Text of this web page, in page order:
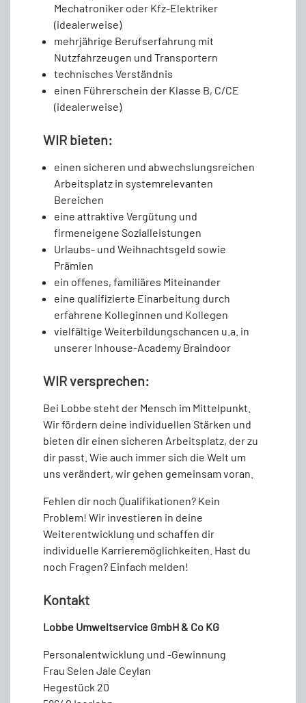
Mechatroniker oder Kfz-Elektriker
(idealerweise)
mehrjährige Berufserfahrung mit
Nutzfahrzeugen und Transportern
technisches Verständnis
einen Führerschein der Klasse B, C/CE
(idealerweise)
WIR bieten:
einen sicheren und abwechslungsreichen
Arbeitsplatz in systemrelevanten
Bereichen
eine attraktive Vergütung und
firmeneigene Sozialleistungen
Urlaubs- und Weihnachtsgeld sowie
Prämien
ein offenes, familiäres Miteinander
eine qualifizierte Einarbeitung durch
erfahrene Kolleginnen und Kollegen
vielfältige Weiterbildungschancen u.a. in
unserer Inhouse-Academy Braindoor
WIR versprechen:
Bei Lobbe steht der Mensch im Mittelpunkt.
Wir fördern deine individuellen Stärken und
bieten dir einen sicheren Arbeitsplatz, der zu
dir passt. Wie auch immer sich die Welt um
uns verändert, wir gehen gemeinsam voran.
Fehlen dir noch Qualifikationen? Kein
Problem! Wir investieren in deine
Weiterentwicklung und schaffen dir
individuelle Karrieremöglichkeiten. Hast du
noch Fragen? Einfach melden!
Kontakt
Lobbe Umweltservice GmbH & Co KG
Personalentwicklung und -Gewinnung
Frau Selen Jale Ceylan
Hegestück 20